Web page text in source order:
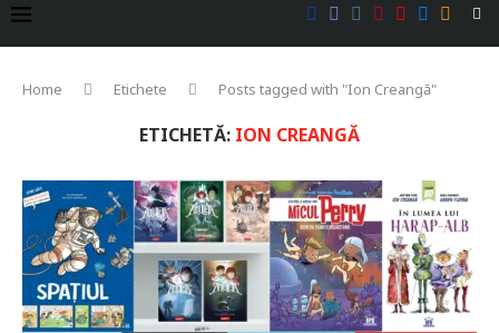
Home Etichete Posts tagged with "Ion Creangă"
ETICHETĂ: ION CREANGĂ